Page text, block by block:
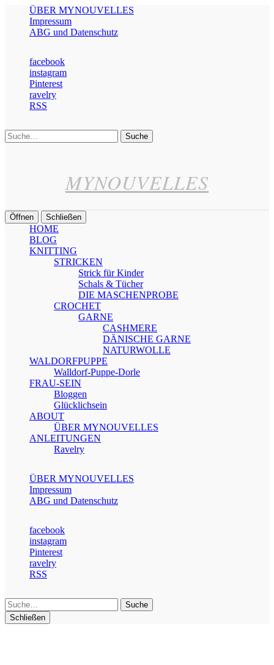
ÜBER MYNOUVELLES
Impressum
ABG und Datenschutz
facebook
instagram
Pinterest
ravelry
RSS
Suche
MYNOUVELLES
Öffnen Schließen
HOME
BLOG
KNITTING
STRICKEN
Strick für Kinder
Schals & Tücher
DIE MASCHENPROBE
CROCHET
GARNE
CASHMERE
DÄNISCHE GARNE
NATURWOLLE
WALDORFPUPPE
Walldorf-Puppe-Dorle
FRAU-SEIN
Bloggen
Glücklichsein
ABOUT
ÜBER MYNOUVELLES
ANLEITUNGEN
Ravelry
ÜBER MYNOUVELLES
Impressum
ABG und Datenschutz
facebook
instagram
Pinterest
ravelry
RSS
Suche
Schließen